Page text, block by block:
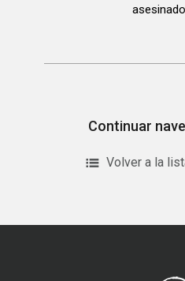
Continuar
Volver a la